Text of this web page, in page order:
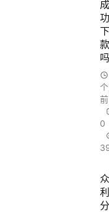
成
功
下
款
吗
前
0
众
利
分